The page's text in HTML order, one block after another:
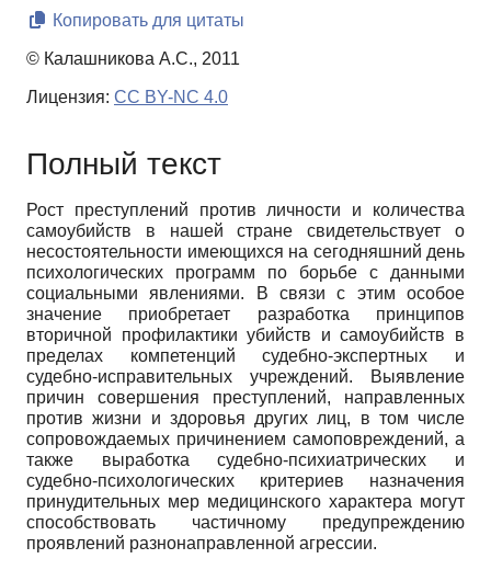
Копировать для цитаты
© Калашникова А.С., 2011
Лицензия: CC BY-NC 4.0
Полный текст
Рост преступлений против личности и количества
самоубийств в нашей стране свидетельствует о
несостоятельности имеющихся на сегодняшний день
психологических программ по борьбе с данными
социальными явлениями. В связи с этим особое
значение приобретает разработка принципов
вторичной профилактики убийств и самоубийств в
пределах компетенций судебно-экспертных и
судебно-исправительных учреждений. Выявление
причин совершения преступлений, направленных
против жизни и здоровья других лиц, в том числе
сопровождаемых причинением самоповреждений, а
также выработка судебно-психиатрических и
судебно-психологических критериев назначения
принудительных мер медицинского характера могут
способствовать частичному предупреждению
проявлений разнонаправленной агрессии.